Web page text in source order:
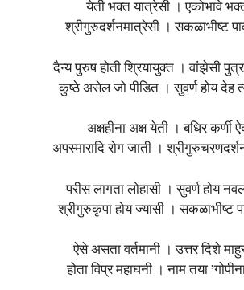
येती भक्त यात्रेसी । एकोभावे
श्रीगुरुदर्शनमात्रेसी । सकळाभीष्ट
दैन्य पुरुष होती श्रियायुक्त । वांझेसी पुत्र
कुष्ठे असेल जो पीडित । सुवर्ण होय देह
अक्षहीना अक्ष येती । बधिर कर्णी
अपस्मारादि रोग जाती ।
परीस लागता लोहासी । सुवर्ण होय
श्रीगुरुकृपा होय ज्यासी । सकळाभीष्ट
ऐसे असता वर्तमानी । उत्तर दिशे
होता विप्र महाघनी । नाम तया